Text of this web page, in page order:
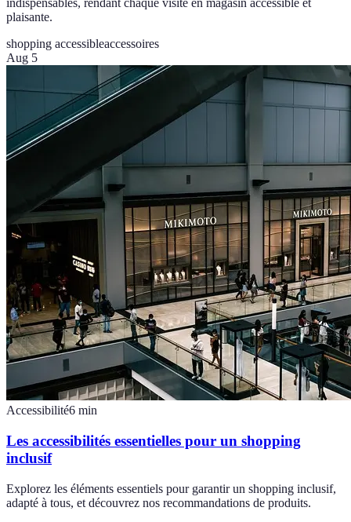
indispensables, rendant chaque visite en magasin accessible et
plaisante.
shopping accessibleaccessoires
Aug 5
Accessibilité6 min
Les accessibilités essentielles pour un shopping
inclusif
Explorez les éléments essentiels pour garantir un shopping inclusif,
adapté à tous, et découvrez nos recommandations de produits.